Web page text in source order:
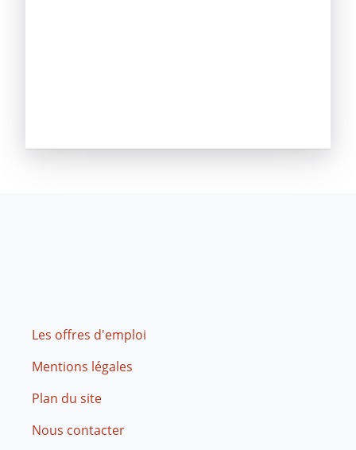
Footer
Les offres d'emploi
Mentions légales
Plan du site
Nous contacter